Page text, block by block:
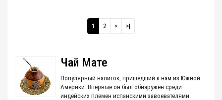
1 2 > >|
Чай Мате
Популярный напиток, пришедший к нам из Южной
Америки. Впервые он был обнаружен среди
индейских племен испанскими завоевателями.